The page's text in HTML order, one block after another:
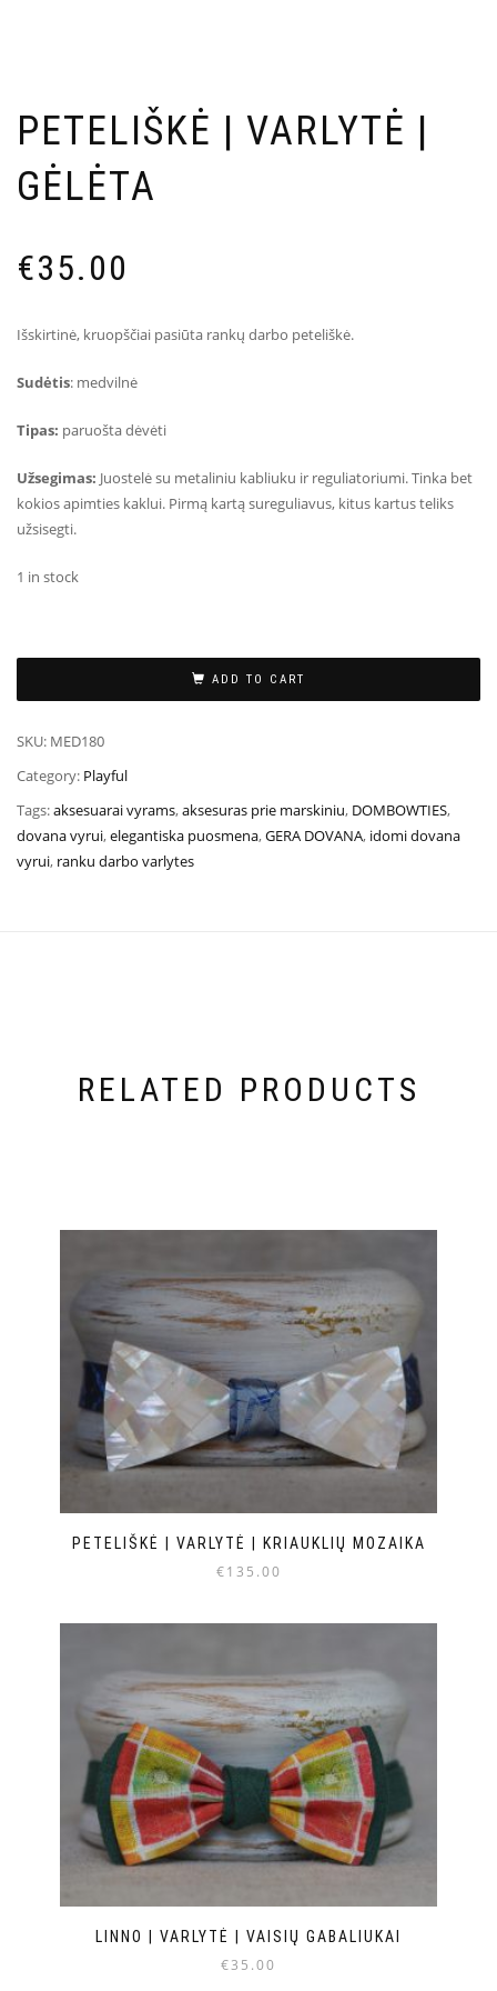
PETELIŠKĖ | VARLYTĖ |
GĖLĖTA
€35.00
Išskirtinė, kruopščiai pasiūta rankų darbo peteliškė.
Sudėtis: medvilnė
Tipas: paruošta dėvėti
Užsegimas: Juostelė su metaliniu kabliuku ir reguliatoriumi.Tinka bet
kokios apimties kaklui. Pirmą kartą sureguliavus, kitus kartus teliks
užsisegti.
1 in stock
ADD TO CART
SKU: MED180
Category: Playful
Tags:aksesuarai vyrams,aksesuras prie marskiniu, DOMBOWTIES,
dovana vyrui,elegantiska puosmena,GERA DOVANA, idomi dovana
vyrui, ranku darbo varlytes
RELATED PRODUCTS
PETELIŠKĖ | VARLYTĖ | KRIAUKLIŲ MOZAIKA
€135.00
LINNO | VARLYTĖ | VAISIŲ GABALIUKAI
€35.00